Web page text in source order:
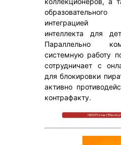
интеграцией
интеллекта для
Параллельно
системную работу
сотрудничает с
для блокировки
активно
контрафакту.